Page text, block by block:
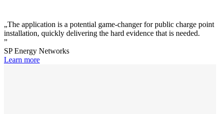
The application is a potential game-changer for public charge point
installation, quickly delivering the hard evidence that is needed.
SP Energy Networks
Learn more